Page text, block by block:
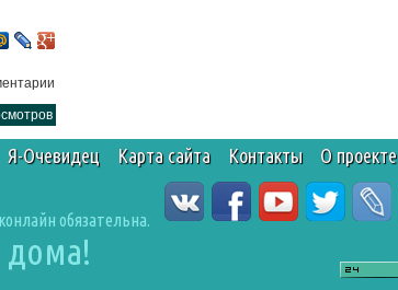
Я-Очевидец Карта сайта Контакты О проекте
обязательна.
дома!